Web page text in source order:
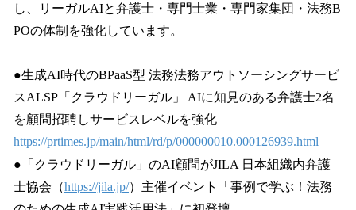
し、リーガルAIと弁護士・専門士業・専門家集団・法務B
POの体制を強化しています。
●生成AI時代のBPaaS型 法務法務アウトソーシングサービ
スALSP「クラウドリーガル」 AIに知見のある弁護士2名
を顧問招聘しサービスレベルを強化
https://prtimes.jp/main/html/rd/p/000000010.000126939.html
●「クラウドリーガル」のAI顧問がJILA 日本組織内弁護
士協会（https://jila.jp/）主催イベント「事例で学ぶ！法務